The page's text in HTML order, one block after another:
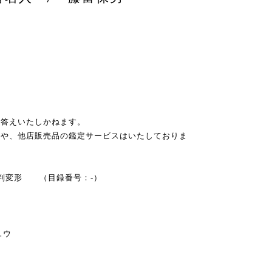
えいたしかねます。
、他店販売品の鑑定サービスはいたしておりま
変形 （目録番号：-）